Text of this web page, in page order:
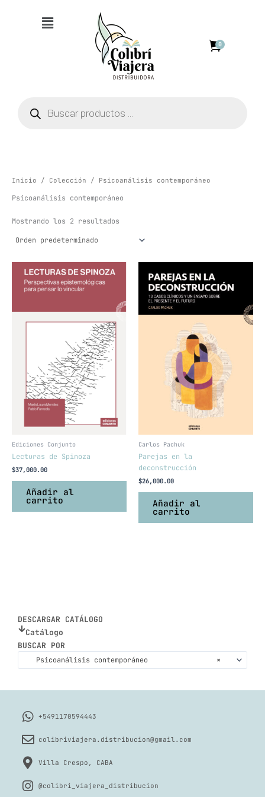
Menú
0
productos
DESCARGAR CATÁLOGO
Catálogo
BUSCAR POR
×
Psicoanálisis contemporáneo
Inicio / Colección / Psicoanálisis contemporáneo
Psicoanálisis contemporáneo
Mostrando los 2 resultados
Ediciones Conjunto
Lecturas de Spinoza
$37,000.00
Añadir al
carrito
Carlos Pachuk
Parejas en la
deconstrucción
$26,000.00
Añadir al
carrito
+5491170594443
colibriviajera.distribucion@gmail.com
Villa Crespo, CABA
@colibri_viajera_distribucion